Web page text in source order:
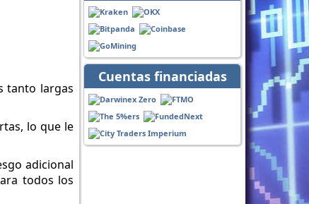
Cuentas financiadas
tanto largas
lo que le
adicional
todos los